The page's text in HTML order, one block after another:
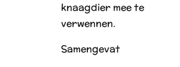
knaagdier mee te
verwennen.
Samengevat